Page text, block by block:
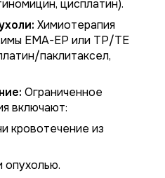
цисплатин).
Химиотерапия
EMA-EP или TP/TE
паклитаксел,
Ограниченное
включают:
кровотечение из
опухолью.